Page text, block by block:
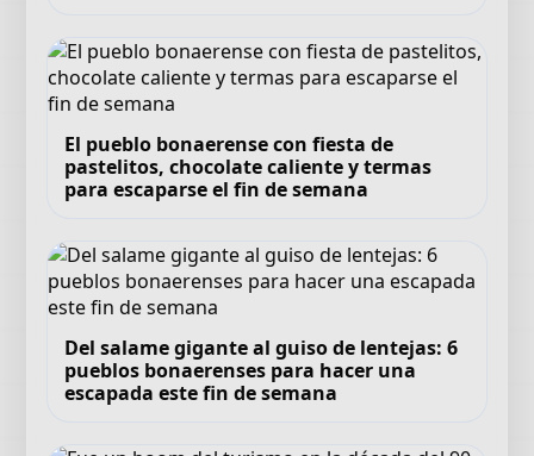
El pueblo bonaerense con fiesta de
pastelitos, chocolate caliente y termas
para escaparse el fin de semana
Del salame gigante al guiso de lentejas: 6
pueblos bonaerenses para hacer una
escapada este fin de semana